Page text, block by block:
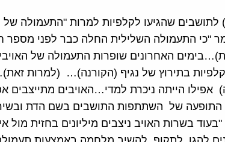
ח'אמנהאי, הודה ( 23 פברואר) לתושבים שהגיעו לקלפיות למרות
"כי התעמולה השלילית החלה כבר לפני מספר
האחרונים שופרות התעמולה של
בתירוץ של נגיף (הקורנה)… (למרות
הייתה ניכרת למדי…האויבים מתייצבים
התופעה של השתתפות התושבים בשם הדת
בשרות האויב ניצבים מיליונים בחזית מול